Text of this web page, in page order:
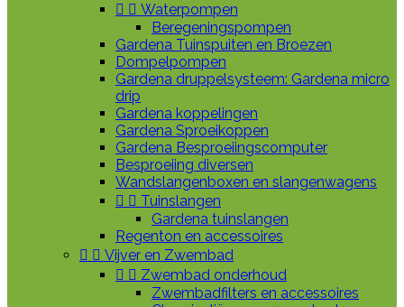
  Waterpompen
Beregeningspompen
Gardena Tuinspuiten en Broezen
Dompelpompen
Gardena druppelsysteem: Gardena micro
drip
Gardena koppelingen
Gardena Sproeikoppen
Gardena Besproeiingscomputer
Besproeiing diversen
Wandslangenboxen en slangenwagens
  Tuinslangen
Gardena tuinslangen
Regenton en accessoires
  Vijver en Zwembad
  Zwembad onderhoud
Zwembadfilters en accessoires